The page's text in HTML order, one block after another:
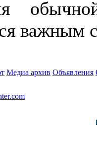
важным
Медиа архив Объявления